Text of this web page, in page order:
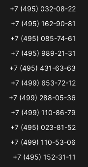
+7 (495) 032-08-22
+7 (495) 162-90-81
+7 (495) 085-74-61
+7 (495) 989-21-31
+7 (495) 431-63-63
+7 (499) 653-72-12
+7 (499) 288-05-36
+7 (499) 110-86-79
+7 (495) 023-81-52
+7 (499) 110-53-06
+7 (495) 152-31-11